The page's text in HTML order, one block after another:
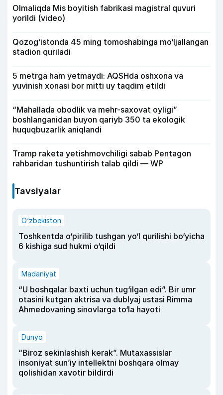
Olmaliqda Mis boyitish fabrikasi magistral quvuri
yorildi (video)
Qozog‘istonda 45 ming tomoshabinga mo‘ljallangan
stadion quriladi
5 metrga ham yetmaydi: AQSHda oshxona va
yuvinish xonasi bor mitti uy taqdim etildi
“Mahallada obodlik va mehr-saxovat oyligi”
boshlanganidan buyon qariyb 350 ta ekologik
huquqbuzarlik aniqlandi
Tramp raketa yetishmovchiligi sabab Pentagon
rahbaridan tushuntirish talab qildi — WP
Tavsiyalar
O‘zbekiston
Toshkentda o‘pirilib tushgan yo‘l qurilishi bo‘yicha
6 kishiga sud hukmi o‘qildi
Madaniyat
“U boshqalar baxti uchun tug‘ilgan edi”. Bir umr
otasini kutgan aktrisa va dublyaj ustasi Rimma
Ahmedovaning sinovlarga to‘la hayoti
Dunyo
“Biroz sekinlashish kerak”. Mutaxassislar
insoniyat sun’iy intellektni boshqara olmay
qolishidan xavotir bildirdi